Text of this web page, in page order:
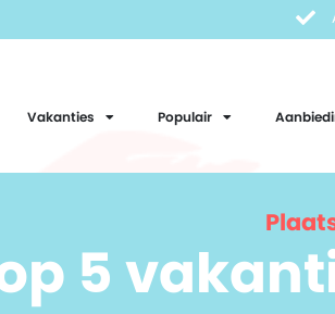
Vakanties Populair
5